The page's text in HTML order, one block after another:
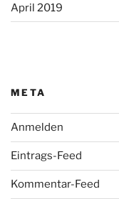
April 2019
META
Anmelden
Eintrags-Feed
Kommentar-Feed